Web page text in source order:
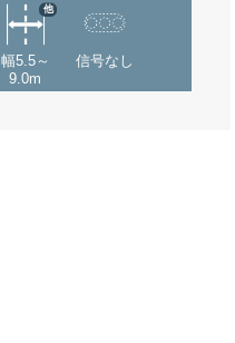
幅5.5～
9.0m
他
信号なし